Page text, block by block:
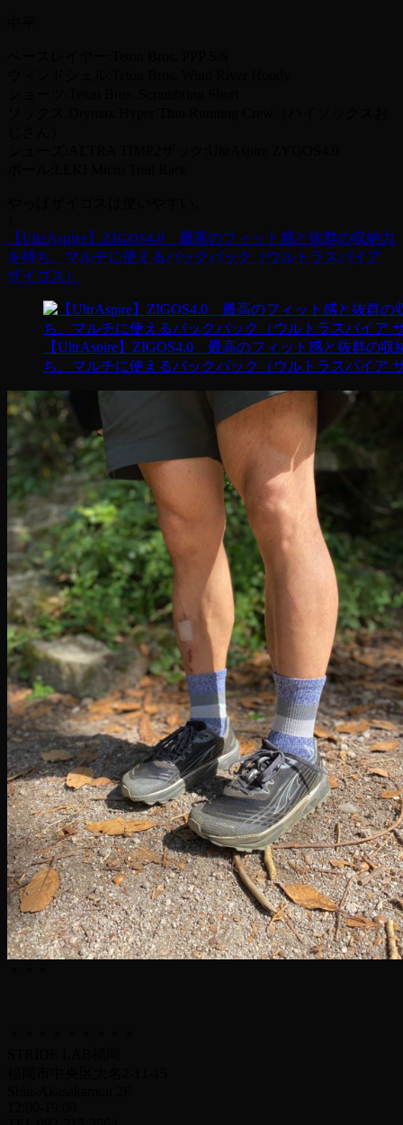
【UltrAspire】ZIGOS4.0 最高のフィット感と抜群の収納力
を持ち、マルチに使えるバックパック（ウルトラスパイア
ザイゴス）
【UltrAspire】ZIGOS4.0 最高のフィット感と抜群の収
ち、マルチに使えるバックパック（ウルトラスパイア